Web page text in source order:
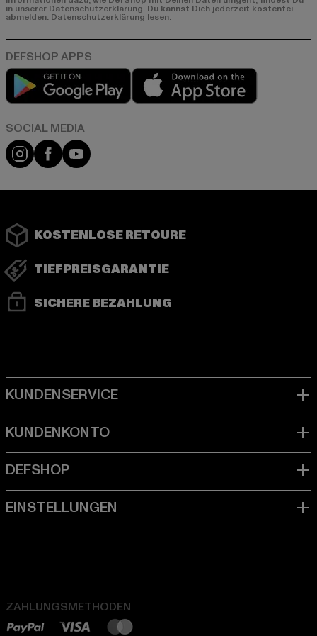
in unserer Datenschutzerklärung. Du kannst Dich jederzeit kostenfei
abmelden. Datenschutzerklärung lesen.
Play market
Instagram
FacebookYouTube
KOSTENLOSE RETOURE
TIEFPREISGARANTIE
SICHERE BEZAHLUNG
ZAHLUNGSMETHODEN